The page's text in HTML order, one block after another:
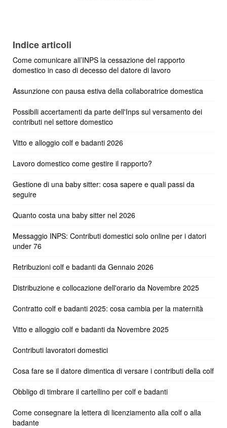
Indice articoli
Come comunicare all’INPS la cessazione del rapporto
domestico in caso di decesso del datore di lavoro
Assunzione con pausa estiva della collaboratrice domestica
Possibili accertamenti da parte dell'Inps sul versamento dei
contributi nel settore domestico
Vitto e alloggio colf e badanti 2026
Lavoro domestico come gestire il rapporto?
Gestione di una baby sitter: cosa sapere e quali passi da
seguire
Quanto costa una baby sitter nel 2026
Messaggio INPS: Contributi domestici solo online per i datori
under 76
Retribuzioni colf e badanti da Gennaio 2026
Distribuzione e collocazione dell'orario da Novembre 2025
Contratto colf e badanti 2025: cosa cambia per la maternità
Vitto e alloggio colf e badanti da Novembre 2025
Contributi lavoratori domestici
Cosa fare se il datore dimentica di versare i contributi della colf
Obbligo di timbrare il cartellino per colf e badanti
Come consegnare la lettera di licenziamento alla colf o alla
badante